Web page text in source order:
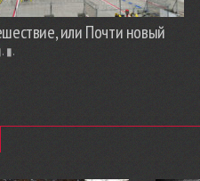
или Почти новый
▮.